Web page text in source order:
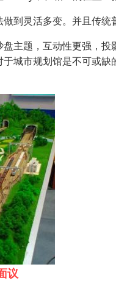
到灵活多变。并且传
主题，互动性更强，
城市规划馆是不可或
议